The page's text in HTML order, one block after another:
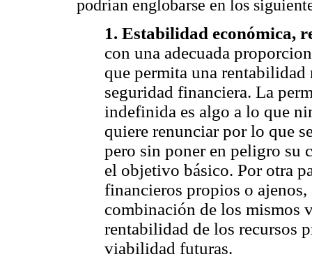
podrían englobarse en los
1. Estabilidad económica,
con una adecuada
que permita una
seguridad financiera. La
indefinida es algo a lo que
quiere renunciar por lo que
pero sin poner en peligro su
el objetivo básico. Por otra
financieros propios o
combinación de los mismos
rentabilidad de los recursos
viabilidad futuras.